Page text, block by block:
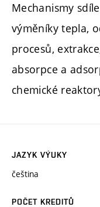
Mechanismy
výměníky tepla,
procesů,
absorpce a
chemické
JAZYK VÝUKY
čeština
POČET KREDITŮ